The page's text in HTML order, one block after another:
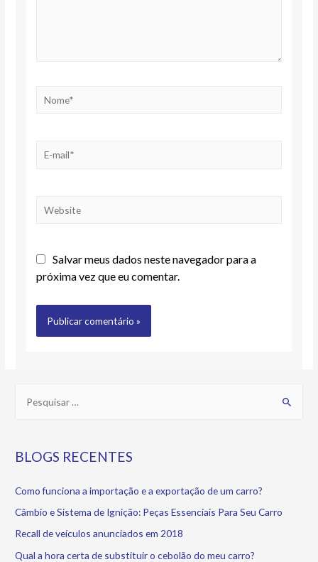
Salvar meus dados neste navegador para a
próxima vez que eu comentar.
BLOGS RECENTES
Como funciona a importação e a exportação de um carro?
Câmbio e Sistema de Ignição: Peças Essenciais Para Seu Carro
Recall de veículos anunciados em 2018
Qual a hora certa de substituir o cebolão do meu carro?